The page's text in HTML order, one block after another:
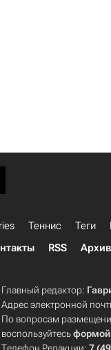
Теннис Теги
RSS Архив
Главный редактор:
Адрес электронной
По вопросам
воспользуйтесьформой